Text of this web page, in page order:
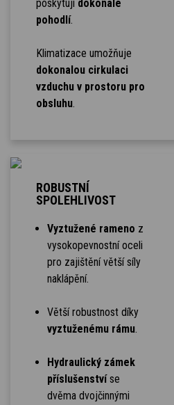
poskytují dokonalé
pohodlí.
Klimatizace umožňuje
dokonalou cirkulaci
vzduchu v prostoru pro
obsluhu.
ROBUSTNÍ
SPOLEHLIVOST
Vyztužené rameno z
vysokopevnostní oceli
pro zajištění větší síly
naklápění.
Větší robustnost díky
vyztuženému rámu.
Hydraulický zámek
příslušenstvíse
dvěma dvojčinnými